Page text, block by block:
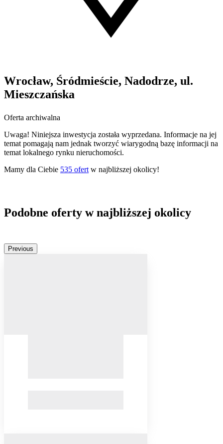
Wrocław, Śródmieście, Nadodrze, ul.
Mieszczańska
Oferta archiwalna
Uwaga! Niniejsza inwestycja została wyprzedana. Informacje na jej
temat pomagają nam jednak tworzyć wiarygodną bazę informacji na
temat lokalnego rynku nieruchomości.
Mamy dla Ciebie 535 ofert w najbliższej okolicy!
Podobne oferty w najbliższej okolicy
Previous